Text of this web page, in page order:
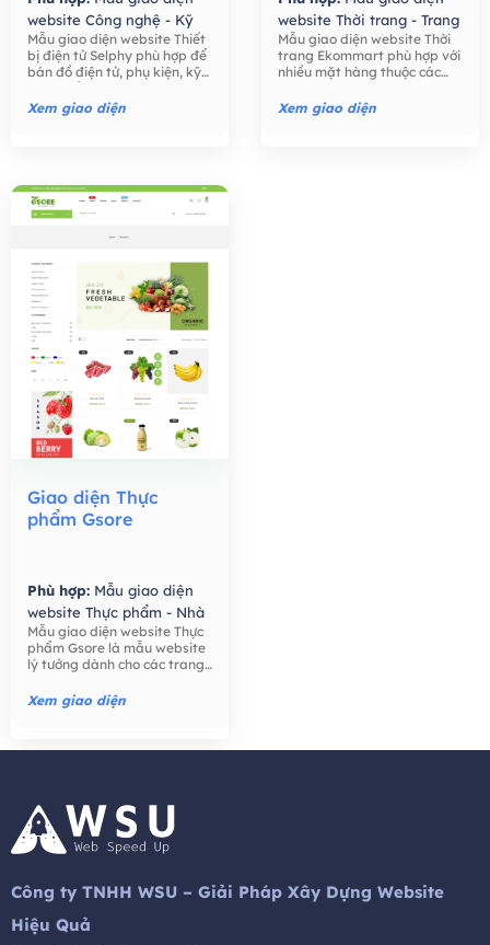
website Công nghệ - Kỹ
thuật số,Mẫu giao diện
website Bán hàng -
Thương mại điện tử,
Mẫu giao diện website Thiết
bị điện tử Selphy phù hợp để
bán đồ điện tử, phụ kiện, kỹ
tính, máy ảnh, các phụ kiện
điện tử,….
Xem giao diện
website Thời trang - Trang
Sức,Mẫu giao diện
website Bán hàng -
Thương mại điện tử,
Mẫu giao diện website Thời
trang Ekommart phù hợp với
nhiều mặt hàng thuộc các
thực phẩm, công nghệ, đồ
chơi trẻ em, đồng hồ, …
Xem giao diện
Giao diện Thực
phẩm Gsore
Phù hợp: Mẫu giao diện
website Thực phẩm - Nhà
Hàng,Mẫu giao diện
website Bán hàng -
Thương mại điện tử,
Mẫu giao diện website Thực
phẩm Gsore là mẫu website
lý tưởng dành cho các trang
phẩm, công ty thực phẩm,
thực phẩm hữu cơ, nước ép
Xem giao diện
Công ty TNHH WSU – Giải Pháp Xây Dựng Website
Hiệu Quả